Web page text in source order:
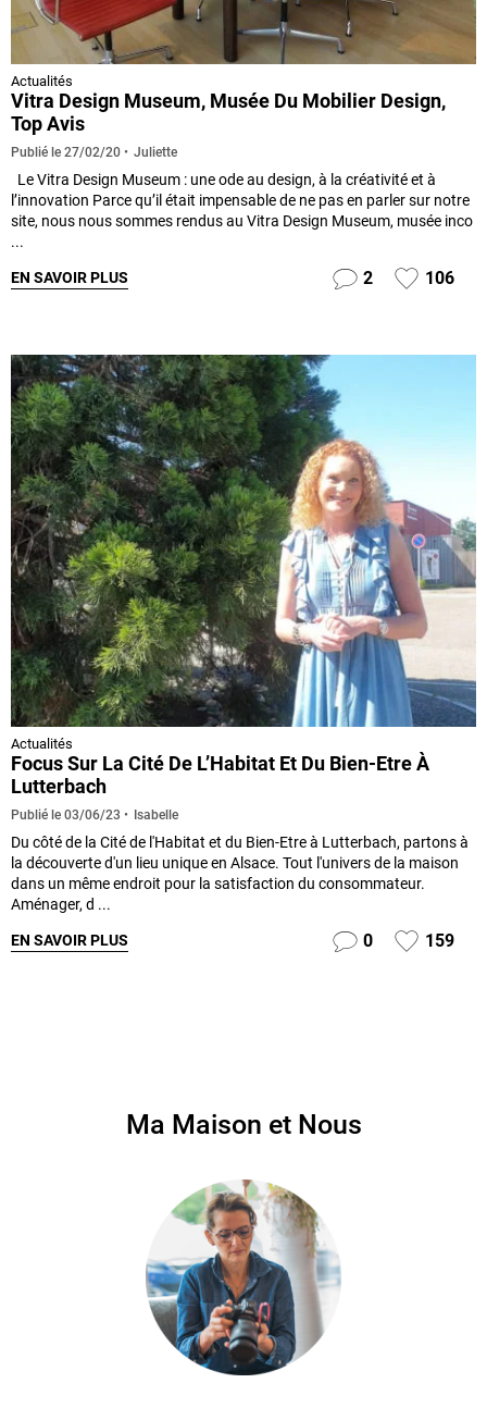
Actualités
Vitra Design Museum, Musée Du Mobilier Design,
Top Avis
Publié le 27/02/20 Juliette
Le Vitra Design Museum : une ode au design, à la créativité et à
l’innovation Parce qu’il était impensable de ne pas en parler sur notre
site, nous nous sommes rendus au Vitra Design Museum, musée inco
...
EN SAVOIR PLUS 2 106
Actualités
Focus Sur La Cité De L’Habitat Et Du Bien-Etre À
Lutterbach
Publié le 03/06/23 Isabelle
Du côté de la Cité de l'Habitat et du Bien-Etre à Lutterbach, partons à
la découverte d'un lieu unique en Alsace. Tout l'univers de la maison
dans un même endroit pour la satisfaction du consommateur.
Aménager, d ...
EN SAVOIR PLUS 0 159
Ma Maison et Nous